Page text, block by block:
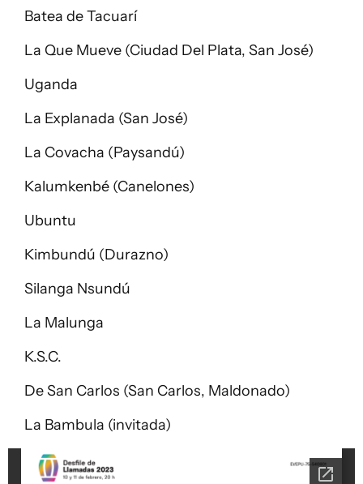
Batea de Tacuarí
La Que Mueve (Ciudad Del Plata, San José)
Uganda
La Explanada (San José)
La Covacha (Paysandú)
Kalumkenbé (Canelones)
Ubuntu
Kimbundú (Durazno)
Silanga Nsundú
La Malunga
K.S.C.
De San Carlos (San Carlos, Maldonado)
La Bambula (invitada)